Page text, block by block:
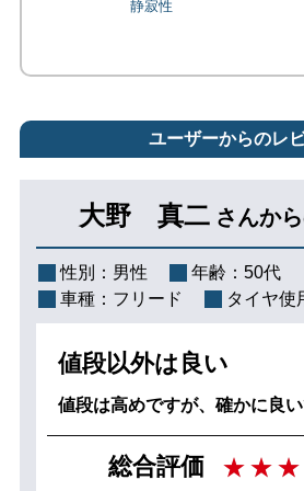
ユーザーからのレ
大野 真二 さんか
性別： 男性 年齢： 50代
車種： フリード タイヤ使
値段以外は良い
値段は高めですが、確かに良い
総合評価